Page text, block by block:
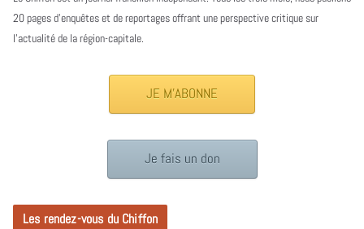
20 pages d’enquêtes et de reportages offrant une perspective critique sur
l’actualité de la région-capitale.
JE M'ABONNE
Je fais un don
Les rendez-vous du Chiffon